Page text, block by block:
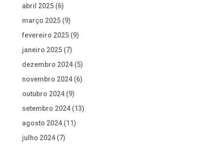
abril 2025(6)
março 2025(9)
fevereiro 2025(9)
janeiro 2025(7)
dezembro 2024(5)
novembro 2024(6)
outubro 2024(9)
setembro 2024(13)
agosto 2024(11)
julho 2024(7)